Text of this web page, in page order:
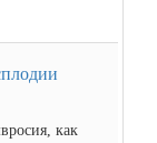
как